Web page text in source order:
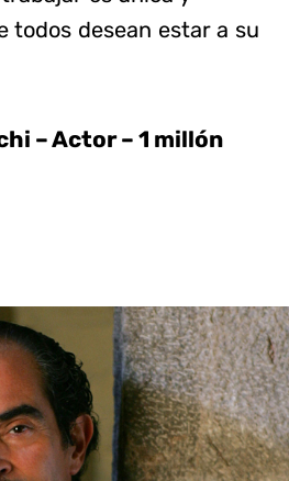
todos desean estar a su
– Actor – 1 millón